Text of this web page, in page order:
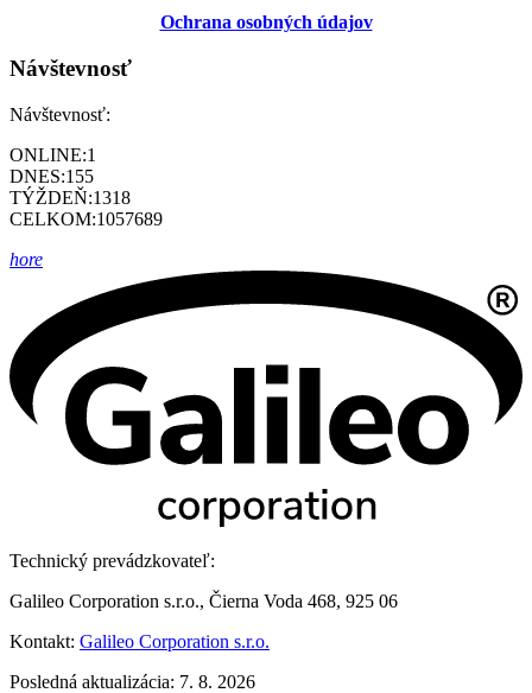
Ochrana osobných údajov
Návštevnosť
Návštevnosť:
ONLINE:1
DNES:155
TÝŽDEŇ:1318
CELKOM:1057689
hore
Technický prevádzkovateľ:
Galileo Corporation s.r.o., Čierna Voda 468, 925 06
Kontakt: Galileo Corporation s.r.o.
Posledná aktualizácia: 7. 8. 2026